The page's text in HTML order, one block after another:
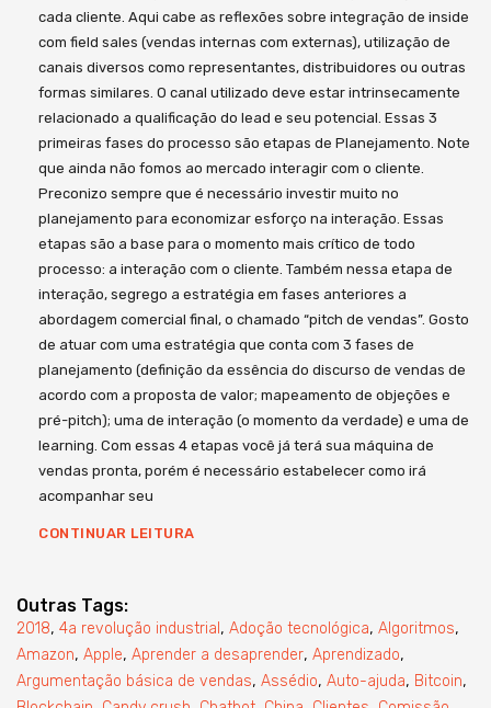
cada cliente. Aqui cabe as reflexões sobre integração de inside
com field sales (vendas internas com externas), utilização de
canais diversos como representantes, distribuidores ou outras
formas similares. O canal utilizado deve estar intrinsecamente
relacionado a qualificação do lead e seu potencial. Essas 3
primeiras fases do processo são etapas de Planejamento. Note
que ainda não fomos ao mercado interagir com o cliente.
Preconizo sempre que é necessário investir muito no
planejamento para economizar esforço na interação. Essas
etapas são a base para o momento mais crítico de todo
processo: a interação com o cliente. Também nessa etapa de
interação, segrego a estratégia em fases anteriores a
abordagem comercial final, o chamado “pitch de vendas”. Gosto
de atuar com uma estratégia que conta com 3 fases de
planejamento (definição da essência do discurso de vendas de
acordo com a proposta de valor; mapeamento de objeções e
pré-pitch); uma de interação (o momento da verdade) e uma de
learning. Com essas 4 etapas você já terá sua máquina de
vendas pronta, porém é necessário estabelecer como irá
acompanhar seu
CONTINUAR LEITURA
Outras Tags:
2018, 4a revolução industrial , Adoção tecnológica, Algoritmos,
Amazon, Apple, Aprender a desaprender, Aprendizado,
Argumentação básica de vendas, Assédio, Auto-ajuda, Bitcoin,